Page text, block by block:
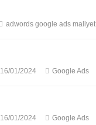
adwords google ads maliyet
16/01/2024 Google Ads
16/01/2024 Google Ads